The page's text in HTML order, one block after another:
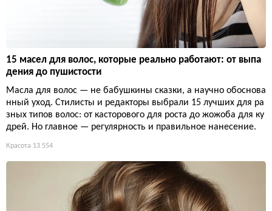
15 масел для волос, которые реально работают: от выпа
дения до пушистости
Масла для волос — не бабушкины сказки, а научно обоснова
нный уход. Стилисты и редакторы выбрали 15 лучших для ра
зных типов волос: от касторового для роста до жожоба для ку
дрей. Но главное — регулярность и правильное нанесение.
Красота 13 554